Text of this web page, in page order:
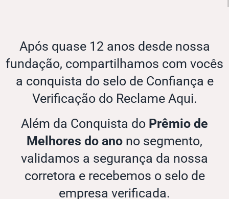
Após quase 12 anos desde nossa
fundação, compartilhamos com vocês
a conquista do selo de Confiança e
Verificação do Reclame Aqui.
Além da Conquista do Prêmio de
Melhores do ano no segmento,
validamos a segurança da nossa
corretora e recebemos o selo de
empresa verificada.